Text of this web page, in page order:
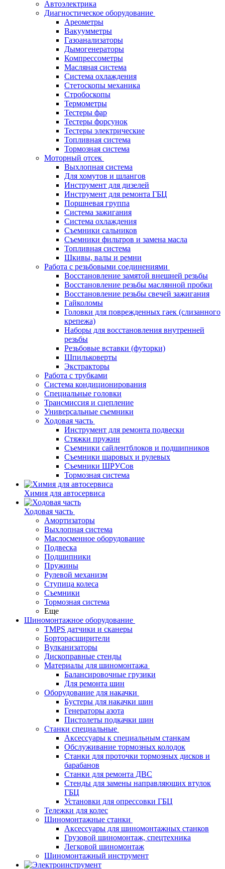
Автоэлектрика
Диагностическое оборудование
Ареометры
Вакуумметры
Газоанализаторы
Дымогенераторы
Компрессометры
Масляная система
Система охлаждения
Стетоскопы механика
Стробоскопы
Термометры
Тестеры фар
Тестеры форсунок
Тестеры электрические
Топливная система
Тормозная система
Моторный отсек
Выхлопная система
Для хомутов и шлангов
Инструмент для дизелей
Инструмент для ремонта ГБЦ
Поршневая группа
Система зажигания
Система охлаждения
Съемники сальников
Съемники фильтров и замена масла
Топливная система
Шкивы, валы и ремни
Работа с резьбовыми соединениями
Восстановление замятой внешней резьбы
Восстановление резьбы маслянной пробки
Восстановление резьбы свечей зажигания
Гайколомы
Головки для поврежденных гаек (слизанного
крепежа)
Наборы для восстановления внутренней
резьбы
Резьбовые вставки (футорки)
Шпильковерты
Экстракторы
Работа с трубками
Система кондиционирования
Специальные головки
Трансмиссия и сцепление
Универсальные съемники
Ходовая часть
Инструмент для ремонта подвески
Стяжки пружин
Съемники сайлентблоков и подшипников
Съемники шаровых и рулевых
Съемники ШРУСов
Тормозная система
Химия для автосервиса
Ходовая часть
Амортизаторы
Выхлопная система
Маслосменное оборудование
Подвеска
Подшипники
Пружины
Рулевой механизм
Ступица колеса
Съемники
Тормозная система
Еще
Шиномонтажное оборудование
TMPS датчики и сканеры
Борторасширители
Вулканизаторы
Дископравные стенды
Материалы для шиномонтажа
Балансировочные грузики
Для ремонта шин
Оборудование для накачки
Бустеры для накачки шин
Генераторы азота
Пистолеты подкачки шин
Станки специальные
Аксессуары к специальным станкам
Обслуживание тормозных колодок
Станки для проточки тормозных дисков и
барабанов
Станки для ремонта ДВС
Стенды для замены направляющих втулок
ГБЦ
Установки для опрессовки ГБЦ
Тележки для колес
Шиномонтажные станки
Аксессуары для шиномонтажных станков
Грузовой шиномонтаж, спецтехника
Легковой шиномонтаж
Шиномонтажный инструмент